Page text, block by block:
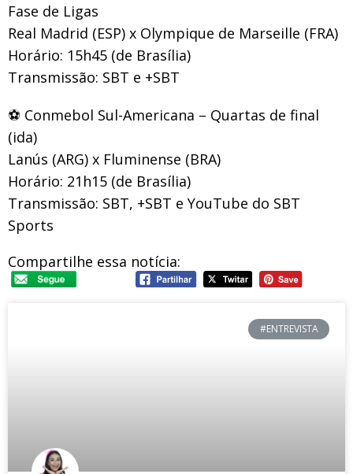
Fase de Ligas
Real Madrid (ESP) x Olympique de Marseille (FRA)
Horário: 15h45 (de Brasília)
Transmissão: SBT e +SBT
⚽ Conmebol Sul-Americana – Quartas de final
(ida)
Lanús (ARG) x Fluminense (BRA)
Horário: 21h15 (de Brasília)
Transmissão: SBT, +SBT e YouTube do SBT
Sports
Compartilhe essa notícia:
#ENTREVISTA